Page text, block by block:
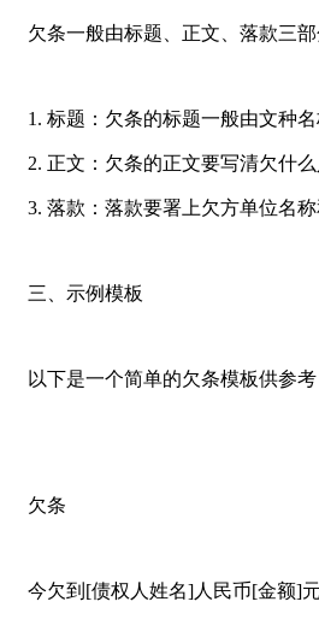
欠条一般由标题、正文、落款三部
1. 标题：欠条的标题一般由文种
2. 正文：欠条的正文要写清欠什
3. 落款：落款要署上欠方单位名
三、示例模板
以下是一个简单的欠条模板供参考
欠条
今欠到[债权人姓名]人民币[金额]